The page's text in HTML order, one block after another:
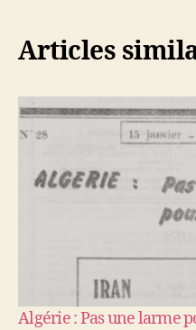
Articles
Algérie : Pas une larme